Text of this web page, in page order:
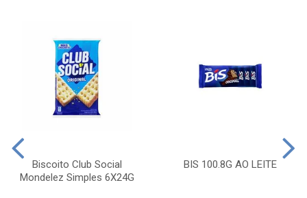
Biscoito Club Social
Mondelez Simples 6X24G
BIS 100.8G AO LEITE